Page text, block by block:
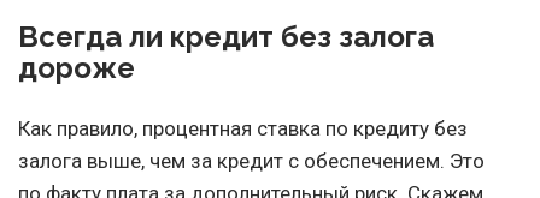
Всегда ли кредит без залога
дороже
Как правило, процентная ставка по кредиту без
залога выше, чем за кредит с обеспечением. Это
по факту плата за дополнительный риск. Скажем,